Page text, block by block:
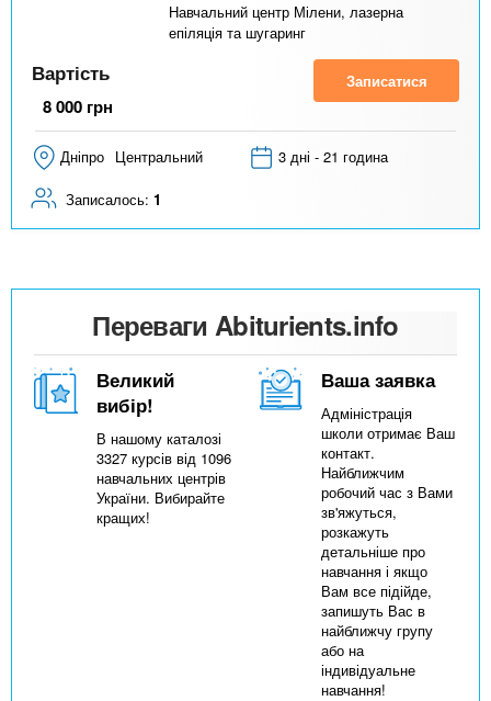
Навчальний центр Мілени, лазерна
епіляція та шугаринг
Вартість
8 000 грн
Записатися
Дніпро Центральний 3 дні - 21 година
Записалось: 1
Переваги Abiturients.info
Великий
вибір!
В нашому каталозі
3327 курсів від 1096
навчальних центрів
України. Вибирайте
кращих!
Ваша заявка
Адміністрація
школи отримає Ваш
контакт.
Найближчим
робочий час з Вами
зв'яжуться,
розкажуть
детальніше про
навчання і якщо
Вам все підійде,
запишуть Вас в
найближчу групу
або на
індивідуальне
навчання!